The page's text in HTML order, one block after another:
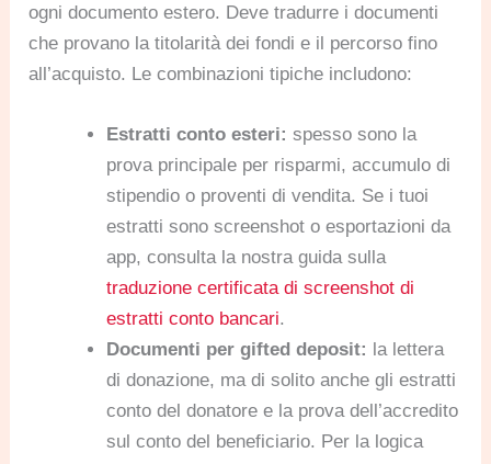
ogni documento estero. Deve tradurre i documenti
che provano la titolarità dei fondi e il percorso fino
all’acquisto. Le combinazioni tipiche includono:
Estratti conto esteri: spesso sono la
prova principale per risparmi, accumulo di
stipendio o proventi di vendita. Se i tuoi
estratti sono screenshot o esportazioni da
app, consulta la nostra guida sulla
traduzione certificata di screenshot di
estratti conto bancari.
Documenti per gifted deposit: la lettera
di donazione, ma di solito anche gli estratti
conto del donatore e la prova dell’accredito
sul conto del beneficiario. Per la logica